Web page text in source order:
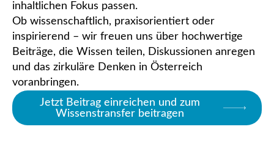
inhaltlichen Fokus passen.
Ob wissenschaftlich, praxisorientiert oder
inspirierend – wir freuen uns über hochwertige
Beiträge, die Wissen teilen, Diskussionen anregen
und das zirkuläre Denken in Österreich
voranbringen.
Jetzt Beitrag einreichen und zum
Wissenstransfer beitragen